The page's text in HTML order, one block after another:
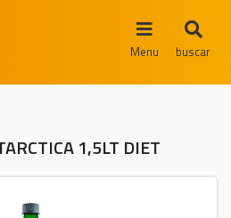
Menu buscar
1,5LT DIET